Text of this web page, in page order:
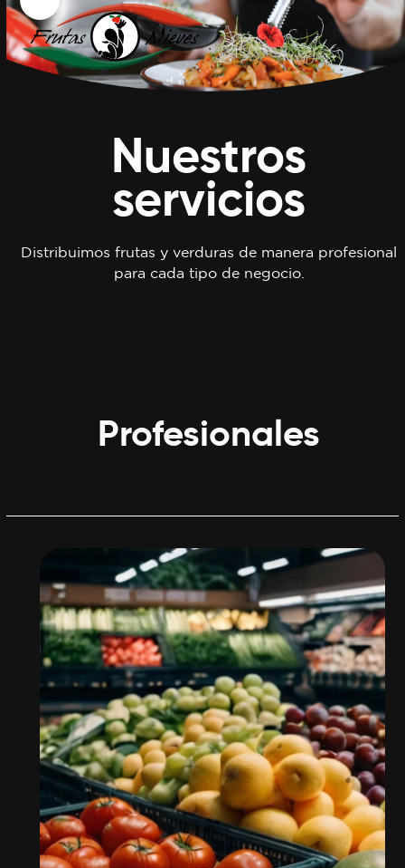
Skip
to
content
Open
mobile
menu
Close
mobile
menu
Nuestros
servicios
Distribuimos frutas y verduras de manera profesional
para cada tipo de negocio.
Profesionales